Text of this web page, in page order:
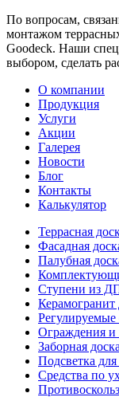
По вопросам,
монтажом
Goodeck. Наши
выбором, сделать
О компании
Продукция
Услуги
Акции
Галерея
Новости
Блог
Контакты
Калькулятор
Террасная
Фасадная
Палубная
Ступени из
Керамогранит
Ограждения и
Заборная доска
Подсветка
Средства по